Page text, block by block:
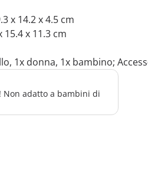
x 14.2 x 4.5 cm
15.4 x 11.3 cm
1x donna, 1x bambino;
Non adatto a bambini di